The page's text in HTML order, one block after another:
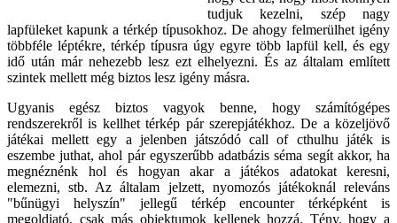
tudjuk kezelni, szép nagy
lapfüleket kapunk a térkép típusokhoz. De ahogy felmerülhet igény
többféle léptékre, térkép típusra úgy egyre több lapfül kell, és egy
idő után már nehezebb lesz ezt elhelyezni. És az általam említett
szintek mellett még biztos lesz igény másra.
Ugyanis egész biztos vagyok benne, hogy számítógépes
rendszerekről is kellhet térkép pár szerepjátékhoz. De a közeljövő
játékai mellett egy a jelenben játszódó call of cthulhu játék is
eszembe juthat, ahol pár egyszerűbb adatbázis séma segít akkor, ha
megnéznénk hol és hogyan akar a játékos adatokat keresni,
elemezni, stb. Az általam jelzett, nyomozós játékoknál releváns
"bűnügyi helyszín" jellegű térkép encounter térképként is
megoldjató, csak más objektumok kellenek hozzá. Tény, hogy a